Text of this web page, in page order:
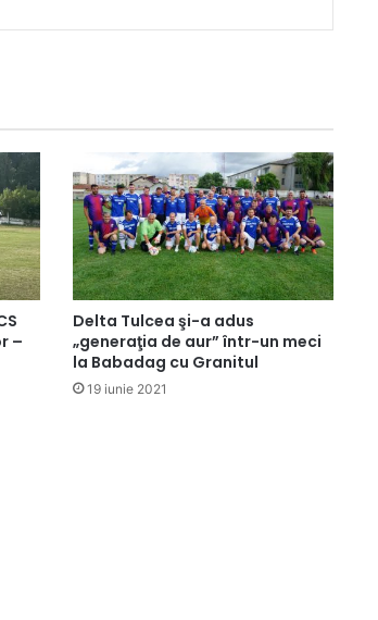
–
Delta Tulcea şi-a adus
„generaţia de aur” într-un meci
la Babadag cu Granitul
19 iunie 2021